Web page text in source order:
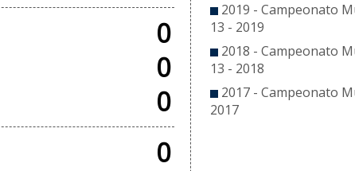
0
0
0
0
2019 - Campeonato
13 - 2019
2018 - Campeonato
13 - 2018
2017 - Campeonato
2017